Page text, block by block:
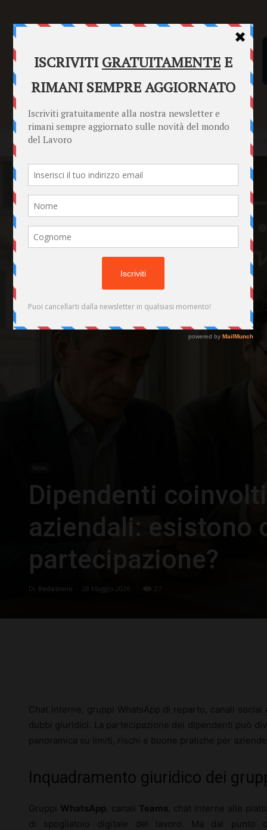
SENTENZE FORMULARI PUNTO INFORMAZIONI
Home News Dipendenti coinvolti nei gruppi social aziendali:
News
Dipendenti
aziendali: esistono
partecipazione?
Di Redazione 28 Maggio 2026 27
Chat interne, gruppi WhatsApp di reparto, canali
dubbi giuridici. La partecipazione dei dipendenti può
panoramica su limiti, rischi e buone pratiche per
Inquadramento giuridico dei
Gruppi WhatsApp , canali Teams , chat interne alle
di spogliatoio digitale del lavoro. Ma dal punto